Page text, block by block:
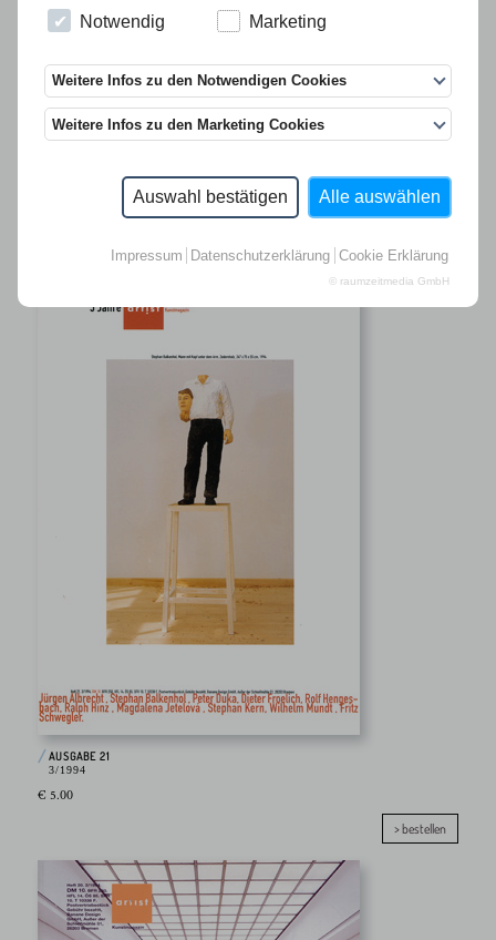
Notwendig Marketing
Weitere Infos zu den Notwendigen Cookies
Weitere Infos zu den Marketing Cookies
Auswahl bestätigen Alle auswählen
Impressum Datenschutzerklärung Cookie Erklärung
© raumzeitmedia GmbH
AUSGABE 21
3/1994
€ 5.00
> bestellen